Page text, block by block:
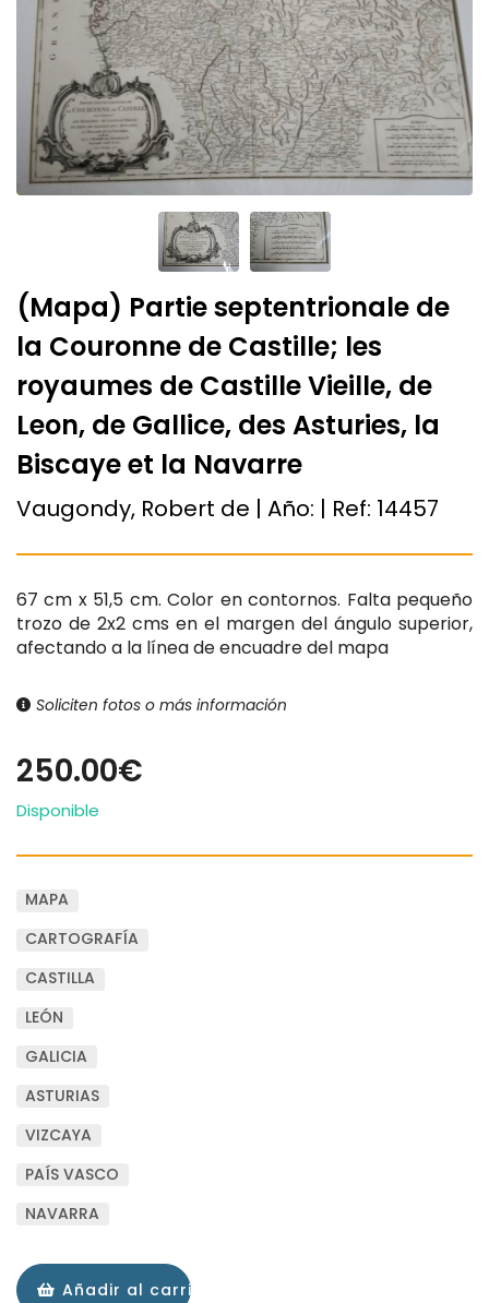
(Mapa) Partie septentrionale de
la Couronne de Castille; les
royaumes de Castille Vieille, de
Leon, de Gallice, des Asturies, la
Biscaye et la Navarre
Vaugondy, Robert de | Año: | Ref: 14457
67 cm x 51,5 cm. Color en contornos. Falta pequeño
trozo de 2x2 cms en el margen del ángulo superior,
afectando a la línea de encuadre del mapa
Soliciten fotos o más información
250.00€
Disponible
MAPA
CARTOGRAFÍA
CASTILLA
LEÓN
GALICIA
ASTURIAS
VIZCAYA
PAÍS VASCO
NAVARRA
Añadir al carrito